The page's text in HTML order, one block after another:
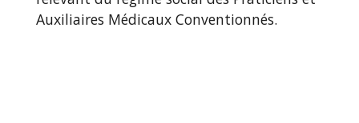
Auxiliaires Médicaux Conventionnés.